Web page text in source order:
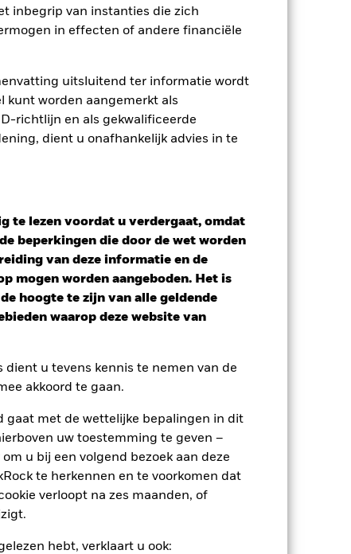
inbegrip van instanties die zich
in effecten of andere financiële
uitsluitend ter informatie wordt
kunt worden aangemerkt als
richtlijn en als gekwalificeerde
dient u onafhankelijk advies in te
te lezen voordat u verdergaat, omdat
beperkingen die door de wet worden
van deze informatie en de
mogen worden aangeboden. Het is
hoogte te zijn van alle geldende
waarop deze website van
u tevens kennis te nemen van de
akkoord te gaan.
gaat met de wettelijke bepalingen in dit
uw toestemming te geven –
u bij een volgend bezoek aan deze
te herkennen en te voorkomen dat
verloopt na zes maanden, of
hebt, verklaart u ook:
hiermee verbonden inkomsten
van opbrengsten uit
Toon minder
SFDR Web Disclosure